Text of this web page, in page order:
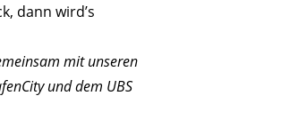
dann wird’s
mit unseren
und dem UBS